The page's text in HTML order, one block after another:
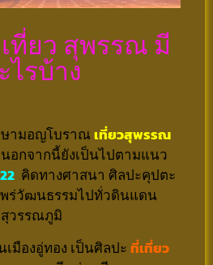
ที่ยว สุพรรณ มี
ไรบ้าง
ามอญโบราณเที่ยวสุพรรณ
อกจากนี้ยังเป็นไปตามแนว
คิดทางศาสนา ศิลปะคุปตะ
พร่วัฒนธรรมไปทั่วดินแดน
สุวรรณภูมิ
มืองอู่ทอง เป็นศิลปะที่เที่ยว